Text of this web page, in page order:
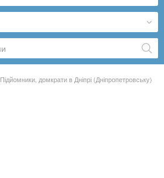
Підйомники, домкрати в Дніпрі (Дніпропетровську)